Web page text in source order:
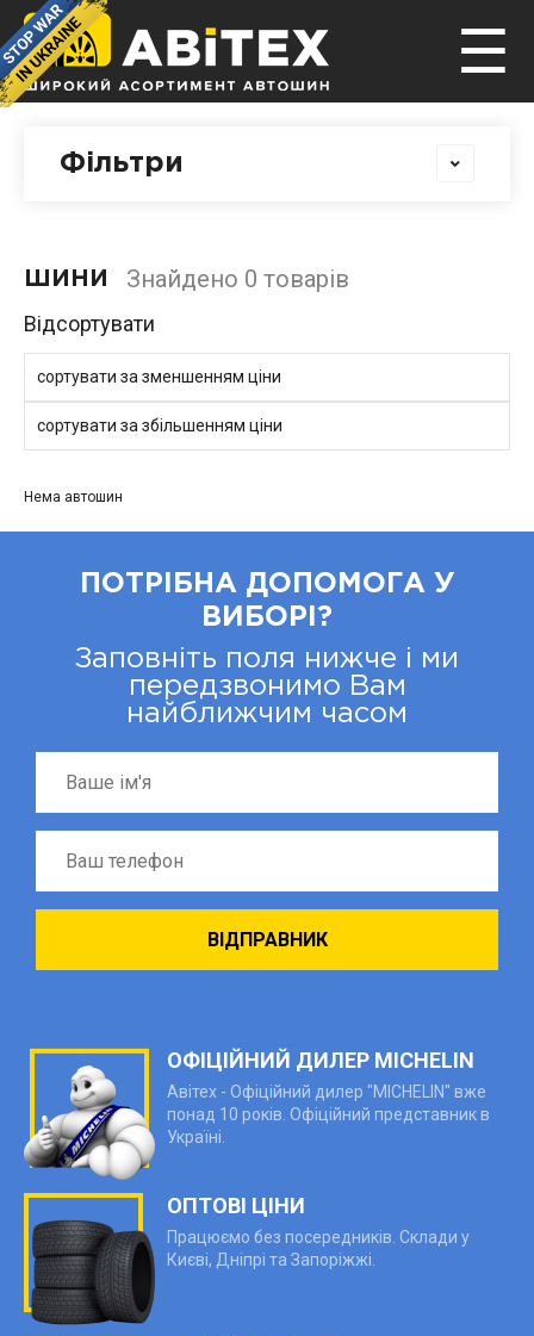
☰
Фільтри
ШИНИ Знайдено 0 товарів
Відсортувати
сортувати за зменшенням ціни
сортувати за збільшенням ціни
Нема автошин
ПОТРІБНА ДОПОМОГА У
ВИБОРІ?
Заповніть поля нижче і ми
передзвонимо Вам
найближчим часом
ОФІЦІЙНИЙ ДИЛЕР MICHELIN
Авітех - Офіційний дилер "MICHELIN" вже
понад 10 років. Офіційний представник в
Україні.
ОПТОВІ ЦІНИ
Працюємо без посередників. Склади у
Києві, Дніпрі та Запоріжжі.